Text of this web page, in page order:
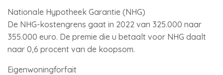
Nationale Hypotheek Garantie (NHG)
De NHG-kostengrens gaat in 2022 van 325.000 naar
355.000 euro. De premie die u betaalt voor NHG daalt
naar 0,6 procent van de koopsom.
Eigenwoningforfait